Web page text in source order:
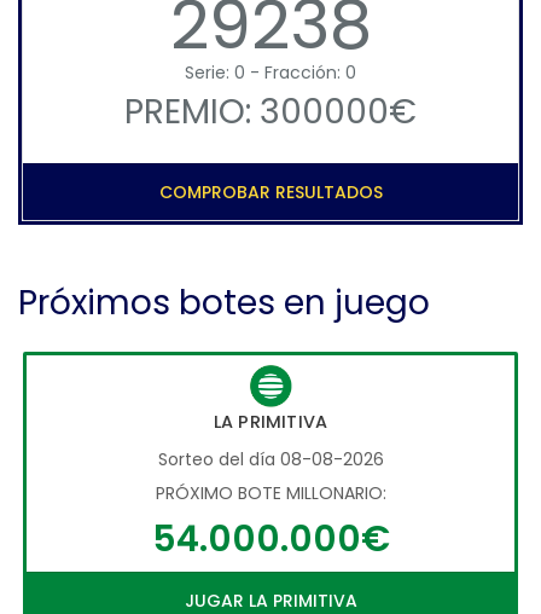
29238
Serie: 0 - Fracción: 0
PREMIO: 300000€
COMPROBAR RESULTADOS
Próximos botes en juego
LA PRIMITIVA
Sorteo del día 08-08-2026
PRÓXIMO BOTE MILLONARIO:
54.000.000€
JUGAR LA PRIMITIVA